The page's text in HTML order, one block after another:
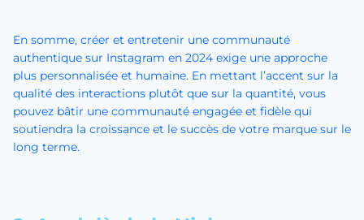
En somme, créer et entretenir une communauté
authentique sur Instagram en 2024 exige une approche
plus personnalisée et humaine. En mettant l’accent sur la
qualité des interactions plutôt que sur la quantité, vous
pouvez bâtir une communauté engagée et fidèle qui
soutiendra la croissance et le succès de votre marque sur le
long terme.